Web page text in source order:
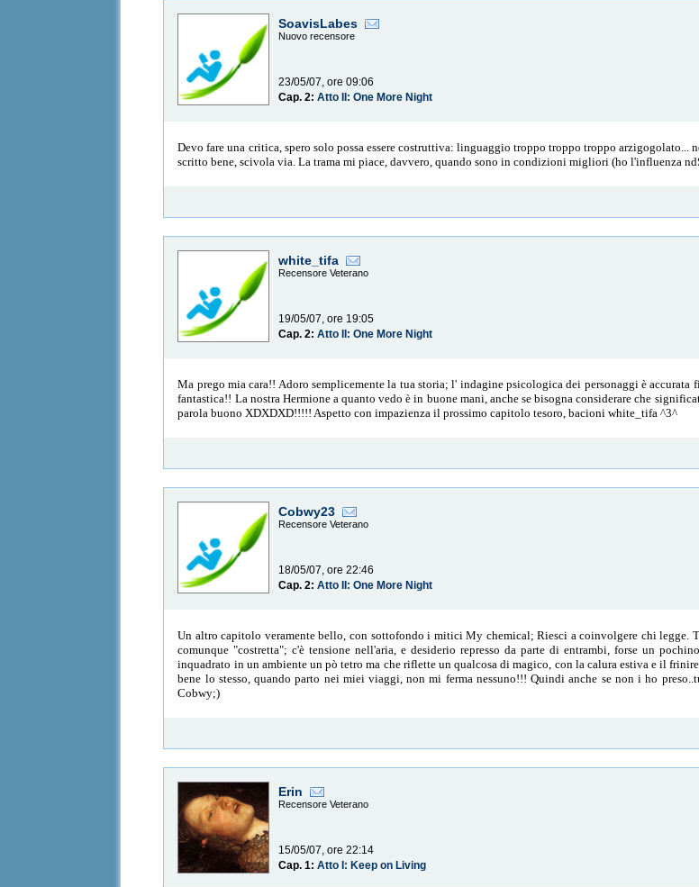
SoavisLabes
Nuovo recensore
23/05/07, ore 09:06
Cap. 2:Atto II: One More Night
Devo fare una critica, spero solo possa essere costruttiva: linguaggio troppo troppo troppo
scritto bene, scivola via. La trama mi piace, davvero, quando sono in condizioni migliori (ho l'influenza
white_tifa
Recensore Veterano
19/05/07, ore 19:05
Cap. 2:Atto II: One More Night
Ma prego mia cara!! Adoro semplicemente la tua storia; l' indagine psicologica dei personaggi è
fantastica!! La nostra Hermione a quanto vedo è in buone mani, anche se bisogna considerare che
parola buono XDXDXD!!!!! Aspetto con impazienza il prossimo capitolo tesoro, bacioni white_tifa ^3^
Cobwy23
Recensore Veterano
18/05/07, ore 22:46
Cap. 2:Atto II: One More Night
Un altro capitolo veramente bello, con sottofondo i mitici My chemical; Riesci a coinvolgere chi legge.
comunque "costretta"; c'è tensione nell'aria, e desiderio represso da parte di entrambi, forse un
inquadrato in un ambiente un pò tetro ma che riflette un qualcosa di magico, con la calura estiva e il
bene lo stesso, quando parto nei miei viaggi, non mi ferma nessuno!!! Quindi anche se non i ho
Cobwy;)
Erin
Recensore Veterano
15/05/07, ore 22:14
Cap. 1:Atto I: Keep on Living